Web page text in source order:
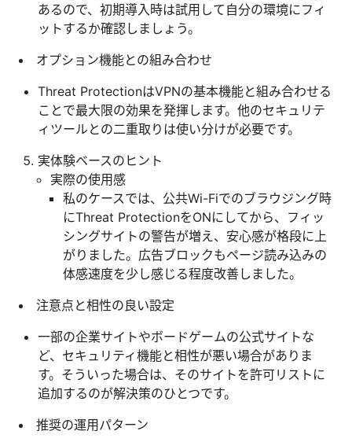
あるので、初期導入時は試用して自分の環境にフィ
ットするか確認しましょう。
オプション機能との組み合わせ
Threat ProtectionはVPNの基本機能と組み合わせる
ことで最大限の効果を発揮します。他のセキュリテ
ィツールとの二重取りは使い分けが必要です。
実体験ベースのヒント
実際の使用感
私のケースでは、公共Wi-Fiでのブラウジング時
にThreat ProtectionをONにしてから、フィッ
シングサイトの警告が増え、安心感が格段に上
がりました。広告ブロックもページ読み込みの
体感速度を少し感じる程度改善しました。
注意点と相性の良い設定
一部の企業サイトやボードゲームの公式サイトな
ど、セキュリティ機能と相性が悪い場合がありま
す。そういった場合は、そのサイトを許可リストに
追加するのが解決策のひとつです。
推奨の運用パターン